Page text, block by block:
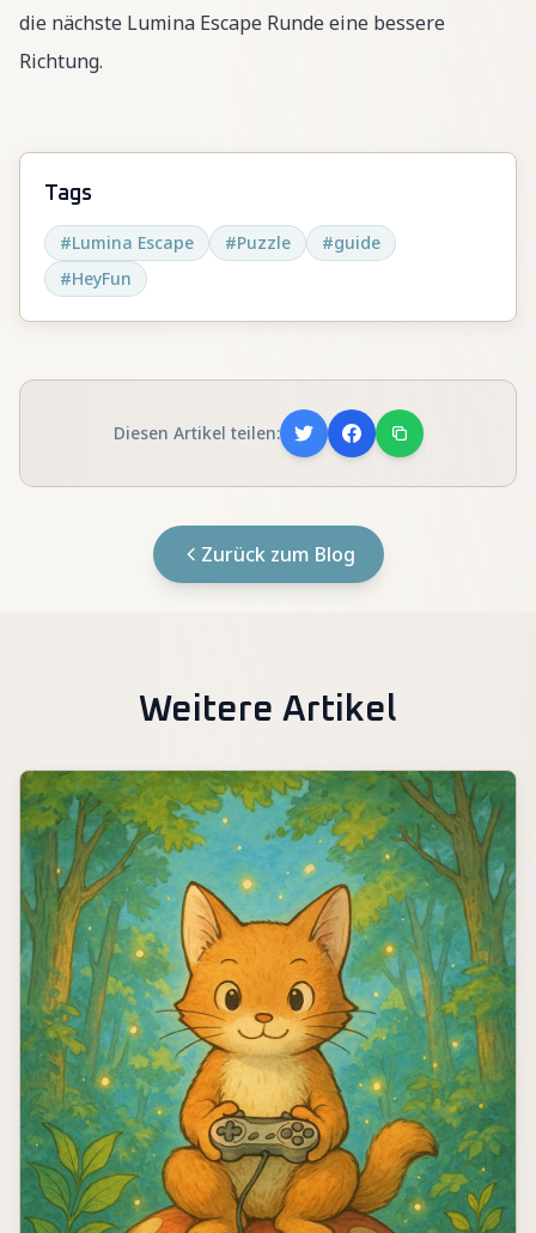
die nächste Lumina Escape Runde eine bessere
Richtung.
Tags
#Lumina Escape #Puzzle #guide
#HeyFun
Diesen Artikel teilen:
Zurück zum Blog
Weitere Artikel